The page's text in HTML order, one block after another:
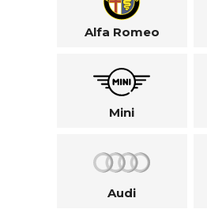
Alfa Romeo
Mini
Audi